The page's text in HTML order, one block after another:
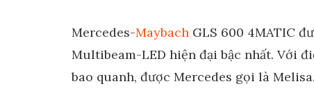
Mercedes-Maybach GLS 600 4MATIC
Multibeam-LED hiện đại bậc nhất. Với
bao quanh, được Mercedes gọi là Melisa.